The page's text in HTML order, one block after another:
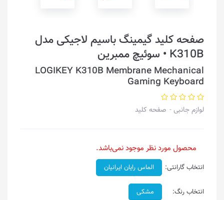
صفحه کلید گیمینگ باسیم لاجیکی مدل
K310B • سوئیچ ممبرین
LOGIKEY K310B Membrane Mechanical
Gaming Keyboard
لوازم جانبی صفحه کلید
محصول مورد نظر موجود نمی‌باشد.
انتخاب گارانتی: الماس رایان ایرانیان
انتخاب رنگ: مشکی